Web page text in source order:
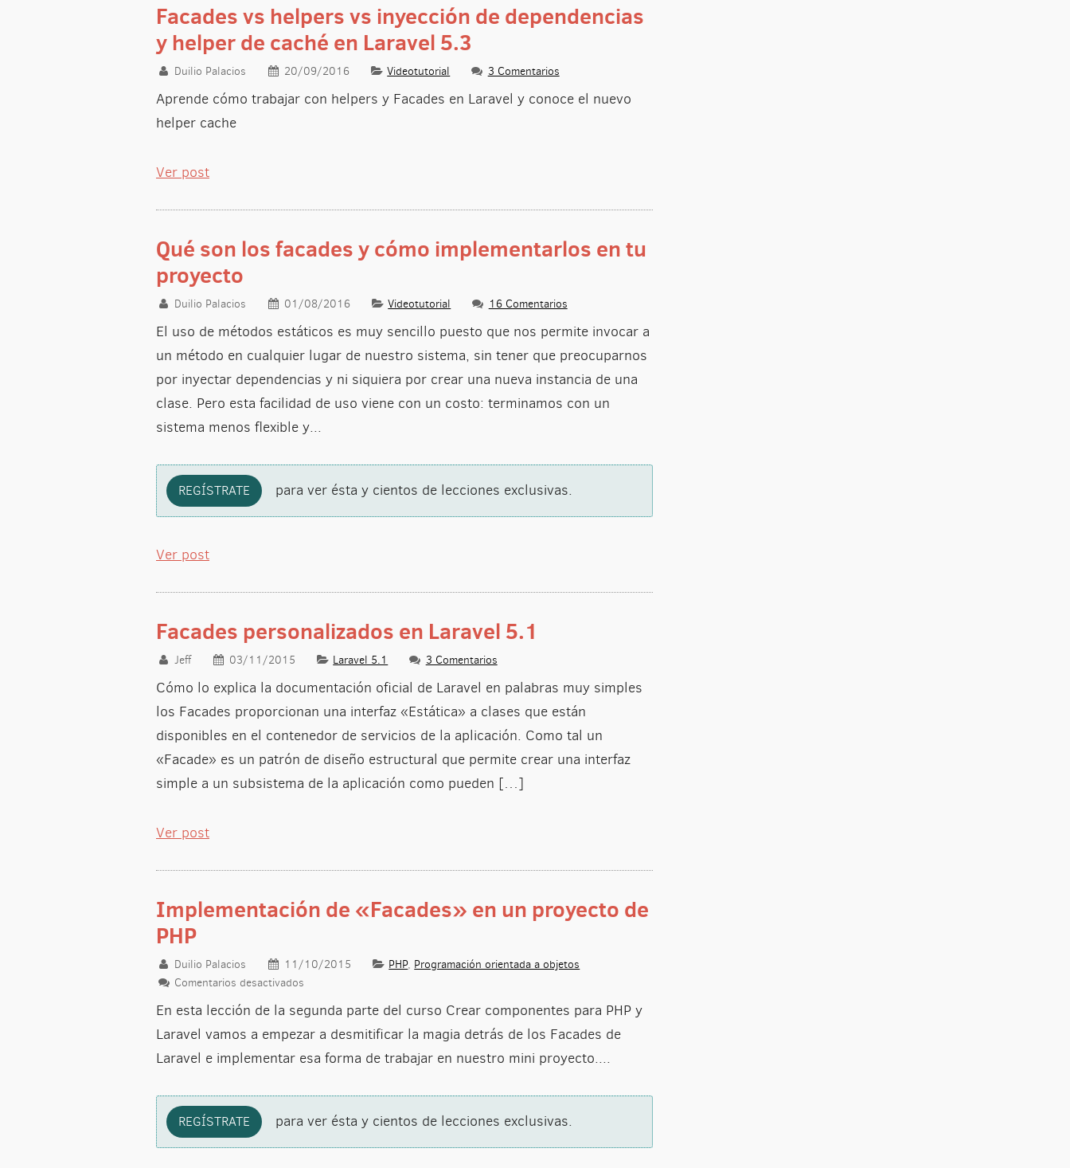
Facades vs helpers vs inyección de dependencias
y helper de caché en Laravel 5.3
Duilio Palacios 20/09/2016 Videotutorial 3 Comentarios
Aprende cómo trabajar con helpers y Facades en Laravel y conoce el nuevo
helper cache
Ver post
Qué son los facades y cómo implementarlos en tu
proyecto
Duilio Palacios 01/08/2016 Videotutorial 16 Comentarios
El uso de métodos estáticos es muy sencillo puesto que nos permite invocar a
un método en cualquier lugar de nuestro sistema, sin tener que preocuparnos
por inyectar dependencias y ni siquiera por crear una nueva instancia de una
clase. Pero esta facilidad de uso viene con un costo: terminamos con un
sistema menos flexible y...
REGÍSTRATE para ver ésta y cientos de lecciones exclusivas.
Ver post
Facades personalizados en Laravel 5.1
Jeff 03/11/2015 Laravel 5.1 3 Comentarios
Cómo lo explica la documentación oficial de Laravel en palabras muy simples
los Facades proporcionan una interfaz «Estática» a clases que están
disponibles en el contenedor de servicios de la aplicación. Como tal un
«Facade» es un patrón de diseño estructural que permite crear una interfaz
simple a un subsistema de la aplicación como pueden […]
Ver post
Implementación de «Facades» en un proyecto de
PHP
Duilio Palacios 11/10/2015 PHP, Programación orientada a objetos
Comentarios desactivados
En esta lección de la segunda parte del curso Crear componentes para PHP y
Laravel vamos a empezar a desmitificar la magia detrás de los Facades de
Laravel e implementar esa forma de trabajar en nuestro mini proyecto....
REGÍSTRATE para ver ésta y cientos de lecciones exclusivas.